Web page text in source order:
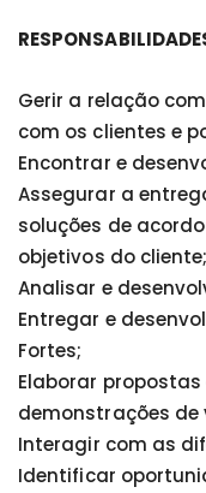
Gerir a relação
com os clientes e
Encontrar e
Assegurar a
soluções de
objetivos do cliente;
Analisar e
Entregar e
Fortes;
Elaborar
demonstrações de
Interagir com as
Identificar